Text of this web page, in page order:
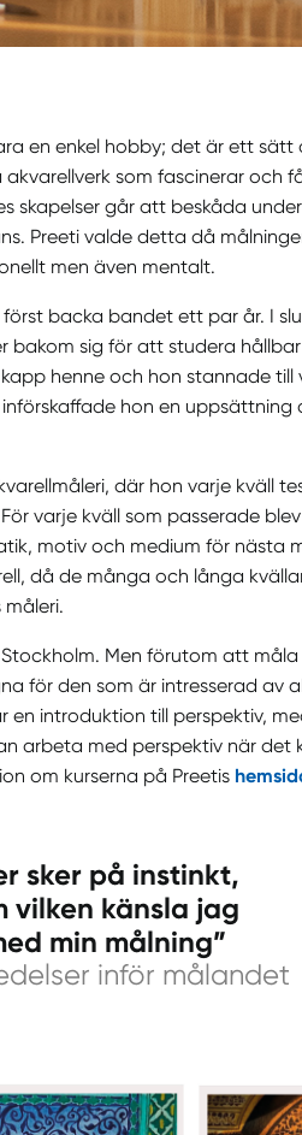
en enkel hobby; det är ett
som fascinerar och
skapelser går att beskåda
Preeti valde detta då
men även mentalt.
backa bandet ett par år. I
bakom sig för att studera
henne och hon stannade till
hon en uppsättning
där hon varje kväll
varje kväll som passerade
motiv och medium för nästa
då de många och långa
Men förutom att
för den som är intresserad av
en introduktion till perspektiv,
arbeta med perspektiv när det
om kurserna på Preetis
sker på instinkt,
vilken känsla jag
min målning”
inför målandet